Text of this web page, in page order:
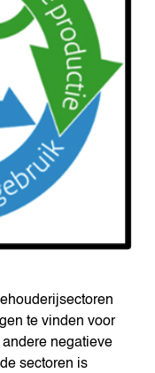
te vinden voor
negatieve
sectoren is